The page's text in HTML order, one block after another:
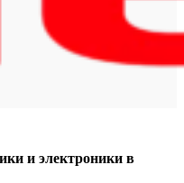
и электроники в